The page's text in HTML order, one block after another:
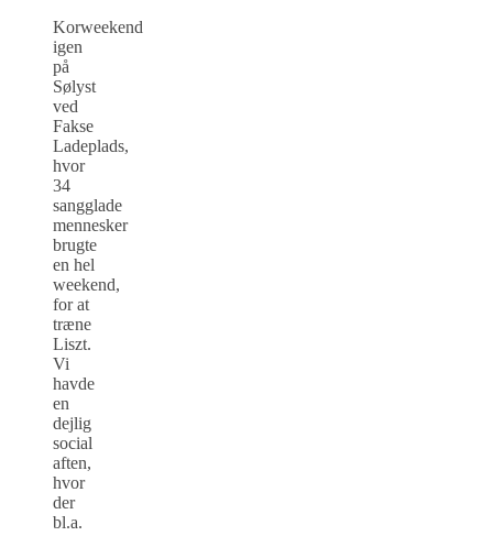
Korweekend
igen
på
Sølyst
ved
Fakse
Ladeplads,
hvor
34
sangglade
mennesker
brugte
en hel
weekend,
for at
træne
Liszt.
Vi
havde
en
dejlig
social
aften,
hvor
der
bl.a.